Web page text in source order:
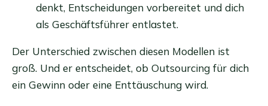
denkt, Entscheidungen vorbereitet und dich
als Geschäftsführer entlastet.
Der Unterschied zwischen diesen Modellen ist
groß. Und er entscheidet, ob Outsourcing für dich
ein Gewinn oder eine Enttäuschung wird.